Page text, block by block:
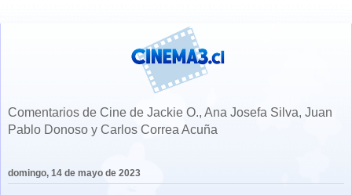
Comentarios de Cine de Jackie O., Ana Josefa Silva, Juan
Pablo Donoso y Carlos Correa Acuña
domingo, 14 de mayo de 2023